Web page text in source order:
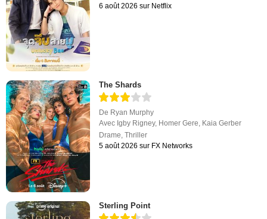
6 août 2026 sur Netflix
The Shards
De Ryan Murphy
Avec Igby Rigney, Homer Gere, Kaia Gerber
Drame,Thriller
5 août 2026 sur FX Networks
Sterling Point